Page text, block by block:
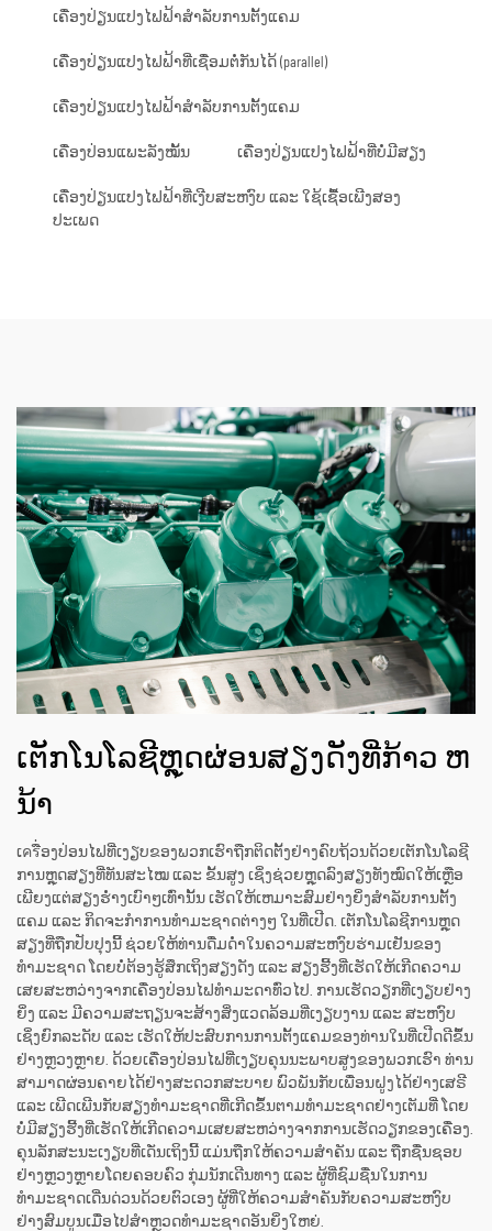
ເຄື່ອງປ່ຽນແປງໄຟຟ້າສຳລັບການຕັ້ງແຄມ
ເຄື່ອງປ່ຽນແປງໄຟຟ້າທີ່ເຊື່ອມຕໍ່ກັນໄດ້ (parallel)
ເຄື່ອງປ່ຽນແປງໄຟຟ້າສຳລັບການຕັ້ງແຄມ
ເຄື່ອງປ່ອນແພະລັງໝັ້ນ ເຄື່ອງປ່ຽນແປງໄຟຟ້າທີ່ບໍ່ມີສຽງ
ເຄື່ອງປ່ຽນແປງໄຟຟ້າທີ່ເງີບສະຫງົບ ແລະ ໃຊ້ເຊື້ອເພີງສອງ
ປະເພດ
ເຕັກໂນໂລຊີຫຼຸດຜ່ອນສຽງດັງທີ່ກ້າວ ຫ
ນ້າ
ເครື່ອງປ່ອນໄຟທີ່ເງຽບຂອງພວກເຮົາຖືກຕິດຕັ້ງຢ່າງຄົບຖ້ວນດ້ວຍເຕັກໂນໂລຊີ
ການຫຼຸດສຽງທີ່ທັນສະໄໝ ແລະ ຂັ້ນສູງ ເຊິ່ງຊ່ວຍຫຼຸດລົງສຽງທັງໝົດໃຫ້ເຫຼືອ
ເພີຍງແຕ່ສຽງຮໍ່າງເບົາໆເທົ່ານັ້ນ ເຮັດໃຫ້ເຫມາະສົມຢ່າງຍິ່ງສຳລັບການຕັ້ງ
ແຄມ ແລະ ກິດຈະກຳການທຳມະຊາດຕ່າງໆ ໃນທີ່ເປີດ. ເຕັກໂນໂລຊີການຫຼຸດ
ສຽງທີ່ຖືກປັບປຸງນີ້ ຊ່ວຍໃຫ້ທ່ານດື່ມດ່ຳໃນຄວາມສະຫງົບຮ່າມເຢັນຂອງ
ທຳມະຊາດ ໂດຍບໍ່ຕ້ອງຮູ້ສຶກເຖິງສຽງດັງ ແລະ ສຽງຮີ້ງທີ່ເຮັດໃຫ້ເກີດຄວາມ
ເສຍສະຫວ່າງຈາກເຄື່ອງປ່ອນໄຟທຳມະດາທົ່ວໄປ. ການເຮັດວຽກທີ່ເງຽບຢ່າງ
ຍິ່ງ ແລະ ມີຄວາມສະຖຽນຈະສ້າງສິ່ງແວດລ້ອມທີ່ເງຽບງານ ແລະ ສະຫງົບ
ເຊິ່ງຍົກລະດັບ ແລະ ເຮັດໃຫ້ປະສົບການການຕັ້ງແຄມຂອງທ່ານໃນທີ່ເປີດດີຂຶ້ນ
ຢ່າງຫຼວງຫຼາຍ. ດ້ວຍເຄື່ອງປ່ອນໄຟທີ່ເງຽບຄຸນນະພາບສູງຂອງພວກເຮົາ ທ່ານ
ສາມາດຜ່ອນຄາຍໄດ້ຢ່າງສະດວກສະບາຍ ພົວພັນກັບເພື່ອນຝູງໄດ້ຢ່າງເສຣີ
ແລະ ເພີດເພີນກັບສຽງທຳມະຊາດທີ່ເກີດຂຶ້ນຕາມທຳມະຊາດຢ່າງເຕັມທີ່ ໂດຍ
ບໍ່ມີສຽງຮີ້ງທີ່ເຮັດໃຫ້ເກີດຄວາມເສຍສະຫວ່າງຈາກການເຮັດວຽກຂອງເຄື່ອງ.
ຄຸນລັກສະນະເງຽບທີ່ເດັ່ນເຖິງນີ້ ແມ່ນຖືກໃຫ້ຄວາມສຳຄັນ ແລະ ຖືກຊື່ນຊອບ
ຢ່າງຫຼວງຫຼາຍໂດຍຄອບຄົວ ກຸ່ມນັກເດີນທາງ ແລະ ຜູ້ທີ່ຊົມຊື່ນໃນການ
ທຳມະຊາດເດີ່ນດ່ວນດ້ວຍຕົວເອງ ຜູ້ທີ່ໃຫ້ຄວາມສຳຄັນກັບຄວາມສະຫງົບ
ຢ່າງສົມບູນເມື່ອໄປສຳຫຼວດທຳມະຊາດອັນຍິ່ງໃຫຍ່.